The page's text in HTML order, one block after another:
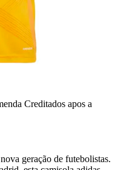
Creditados apos a
geração de futebolistas.